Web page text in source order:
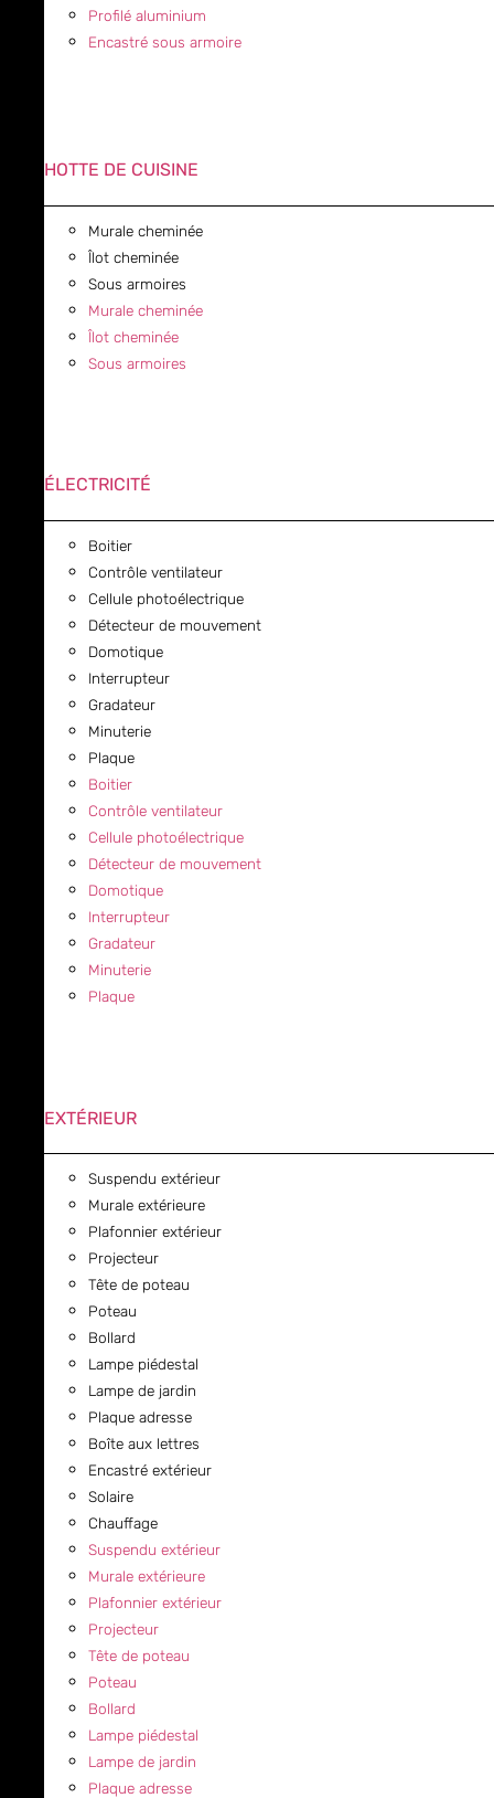
Profilé aluminium
Encastré sous armoire
HOTTE DE CUISINE
Murale cheminée
Îlot cheminée
Sous armoires
Murale cheminée
Îlot cheminée
Sous armoires
ÉLECTRICITÉ
Boitier
Contrôle ventilateur
Cellule photoélectrique
Détecteur de mouvement
Domotique
Interrupteur
Gradateur
Minuterie
Plaque
Boitier
Contrôle ventilateur
Cellule photoélectrique
Détecteur de mouvement
Domotique
Interrupteur
Gradateur
Minuterie
Plaque
EXTÉRIEUR
Suspendu extérieur
Murale extérieure
Plafonnier extérieur
Projecteur
Tête de poteau
Poteau
Bollard
Lampe piédestal
Lampe de jardin
Plaque adresse
Boîte aux lettres
Encastré extérieur
Solaire
Chauffage
Suspendu extérieur
Murale extérieure
Plafonnier extérieur
Projecteur
Tête de poteau
Poteau
Bollard
Lampe piédestal
Lampe de jardin
Plaque adresse